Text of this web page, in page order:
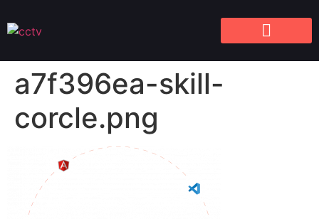
a7f396ea-skill-
corcle.png